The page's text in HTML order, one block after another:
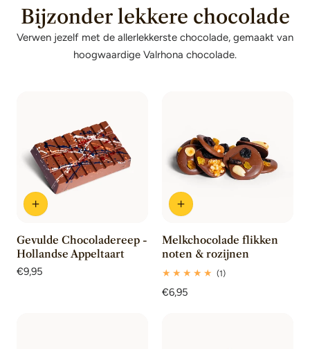
Bijzonder lekkere chocolade
Verwen jezelf met de allerlekkerste chocolade, gemaakt van
hoogwaardige Valrhona chocolade.
Gevulde Chocoladereep -
Hollandse Appeltaart
Normale
€9,95
Melkchocolade flikken
noten & rozijnen
(1)1
Normale
€6,95